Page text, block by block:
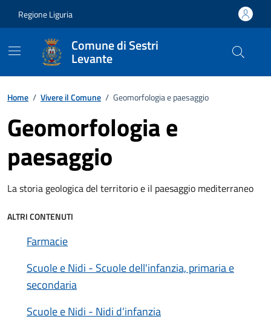
Regione Liguria
Comune di Sestri
Levante
Home / Vivere il Comune / Geomorfologia e paesaggio
Geomorfologia e
paesaggio
La storia geologica del territorio e il paesaggio mediterraneo
ALTRI CONTENUTI
Farmacie
Scuole e Nidi - Scuole dell'infanzia, primaria e
secondaria
Scuole e Nidi - Nidi d’infanzia